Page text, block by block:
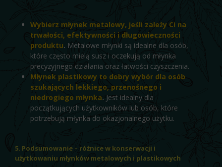
Wybierz młynek metalowy, jeśli zależy Ci na
trwałości, efektywności i długowieczności
produktu. Metalowe młynki są idealne dla osób,
które często mielą susz i oczekują od młynka
precyzyjnego działania oraz łatwości czyszczenia.
Młynek plastikowy to dobry wybór dla osób
szukających lekkiego, przenośnego i
niedrogiego młynka. Jest idealny dla
początkujących użytkowników lub osób, które
potrzebują młynka do okazjonalnego użytku.
5. Podsumowanie – różnice w konserwacji i
użytkowaniu młynków metalowych i plastikowych